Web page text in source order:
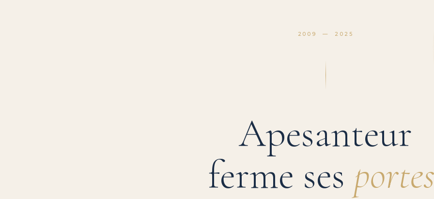
2009 — 2025
Apesanteur
ferme ses